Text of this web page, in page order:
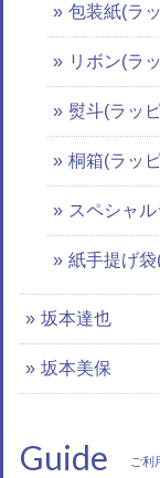
包装紙(ラ
リボン(ラ
熨斗(ラッ
桐箱(ラッ
スペシャ
紙手提げ
坂本達也
坂本美保
Guide ご利